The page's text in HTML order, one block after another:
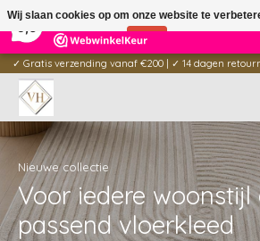
5 Reviews
✓ Gratis verzending vanaf €200 | ✓ 14 dagen
Hero slideshow items
Nieuwe collectie
Voor iedere woonstijl
passend vloerkleed
Wij slaan cookies op om onze website te
Nee